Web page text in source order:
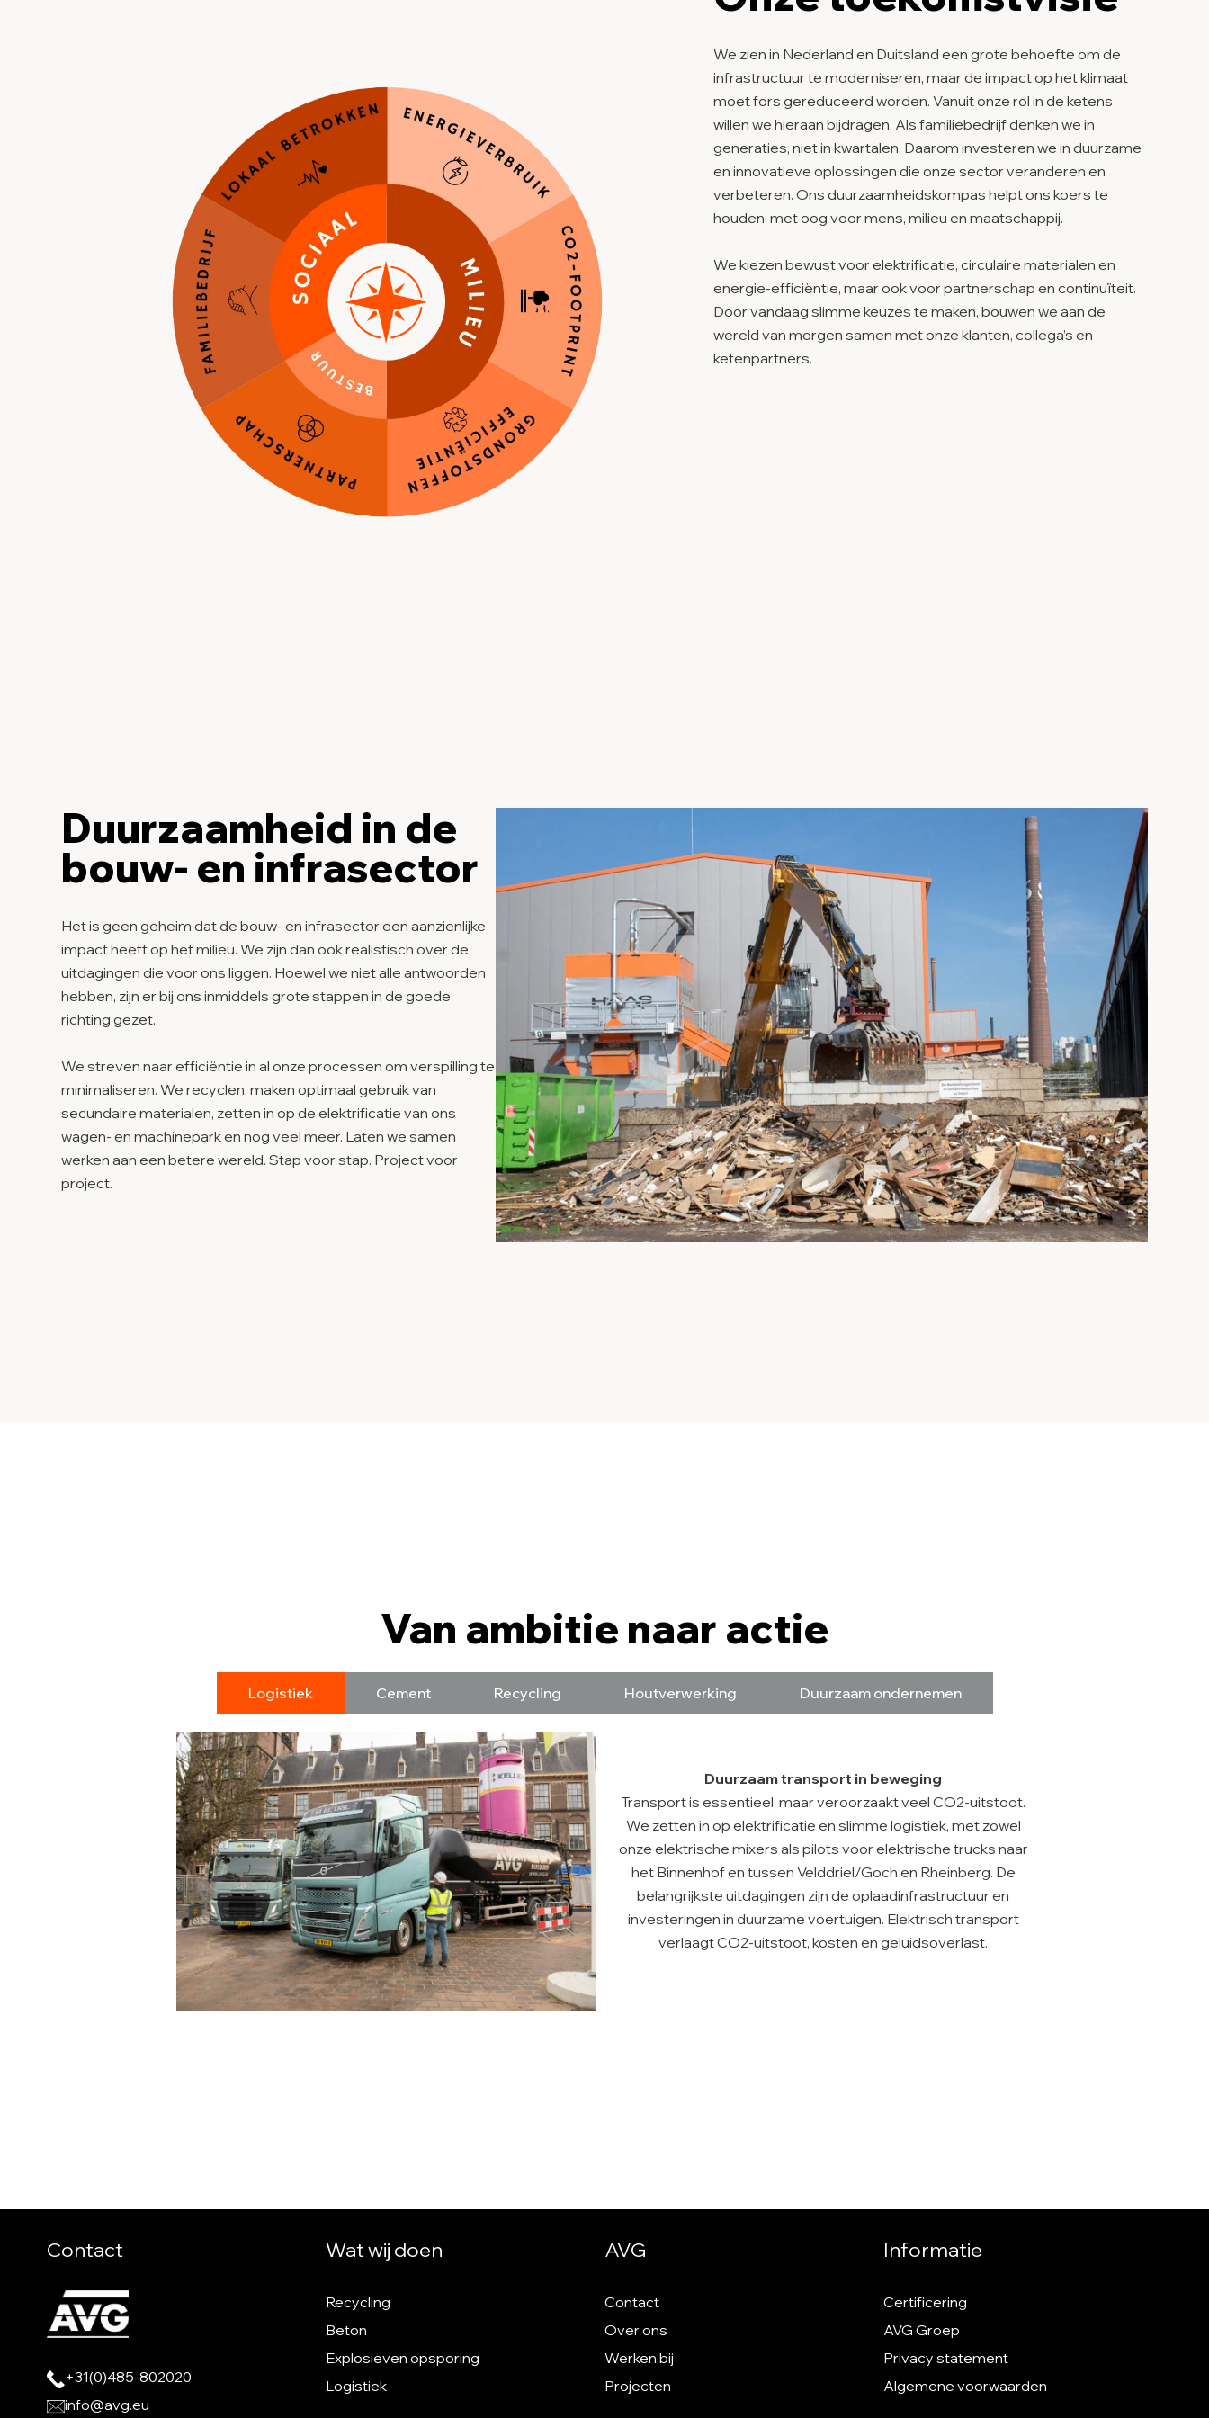
We zien in Nederland en Duitsland een grote behoefte om de
infrastructuur te moderniseren, maar de impact op het klimaat
moet fors gereduceerd worden. Vanuit onze rol in de ketens
willen we hieraan bijdragen. Als familiebedrijf denken we in
generaties, niet in kwartalen. Daarom investeren we in duurzame
en innovatieve oplossingen die onze sector veranderen en
verbeteren. Ons duurzaamheidskompas helpt ons koers te
houden, met oog voor mens, milieu en maatschappij.
We kiezen bewust voor elektrificatie, circulaire materialen en
energie-efficiëntie, maar ook voor partnerschap en continuïteit.
Door vandaag slimme keuzes te maken, bouwen we aan de
wereld van morgen samen met onze klanten, collega’s en
ketenpartners.
Duurzaamheid in de
bouw- en infrasector
Het is geen geheim dat de bouw- en infrasector een aanzienlijke
impact heeft op het milieu. We zijn dan ook realistisch over de
uitdagingen die voor ons liggen. Hoewel we niet alle antwoorden
hebben, zijn er bij ons inmiddels grote stappen in de goede
richting gezet.
We streven naar efficiëntie in al onze processen om verspilling te
minimaliseren. We recyclen, maken optimaal gebruik van
secundaire materialen, zetten in op de elektrificatie van ons
wagen- en machinepark en nog veel meer. Laten we samen
werken aan een betere wereld. Stap voor stap. Project voor
project.
Van ambitie naar actie
Logistiek Cement Recycling Houtverwerking Duurzaam ondernemen
Duurzaam transport in beweging
Transport is essentieel, maar veroorzaakt veel CO2-uitstoot.
We zetten in op elektrificatie en slimme logistiek, met zowel
onze elektrische mixers als pilots voor elektrische trucks naar
het Binnenhof en tussen Velddriel/Goch en Rheinberg. De
belangrijkste uitdagingen zijn de oplaadinfrastructuur en
investeringen in duurzame voertuigen. Elektrisch transport
verlaagt CO2-uitstoot, kosten en geluidsoverlast.
Contact
+31(0)485-802020
info@avg.eu
Wat wij doen
Recycling
Beton
Explosieven opsporing
Logistiek
AVG
Contact
Over ons
Werken bij
Projecten
Informatie
Certificering
AVG Groep
Privacy statement
Algemene voorwaarden